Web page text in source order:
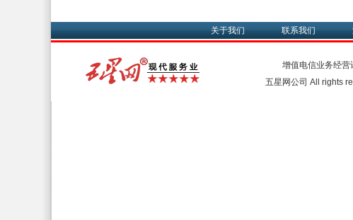
关于我们 联系我们
增值电信业务经营
五星网公司 All rights